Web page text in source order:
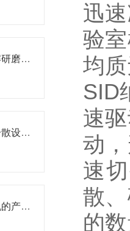
结合工艺流程及特点了解研磨分散设备
纳米涂料用高剪切研磨分散设备更稳定
说一说实验室真空乳化机的产品特点有哪些？
迅
验
均
SID
速
动
速
散
的